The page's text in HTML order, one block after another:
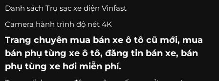
Danh sách Trụ sạc xe điện Vinfast
Camera hành trình độ nét 4K
Trang chuyên mua bán xe ô tô cũ mới, mua
bán phụ tùng xe ô tô, đăng tin bán xe, bán
phụ tùng xe hơi miễn phí.